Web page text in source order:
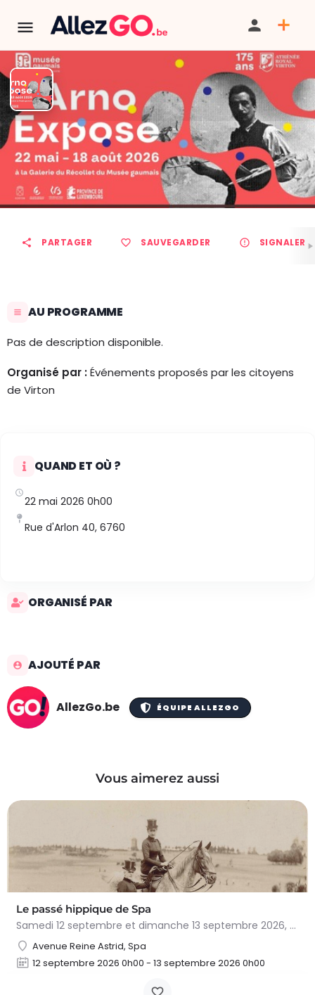
L'ARNO (Athénée royal de
Virton) expose au musée
gaumais.
PARTAGER SAUVEGARDER SIGNALER
AU PROGRAMME
Pas de description disponible.
Organisé par :Événements proposés par les citoyens
de Virton
QUAND ET OÙ ?
22 mai 2026 0h00
Rue d'Arlon 40, 6760
ORGANISÉ PAR
AJOUTÉ PAR
AllezGo.be ÉQUIPE ALLEZGO
Vous aimerez aussi
Le passé hippique de Spa
Samedi 12 septembre et dimanche 13 septembre 2026, plongez dans l'histoire fascinante du cheval à…
Avenue Reine Astrid, Spa
12 septembre 2026 0h00 - 13 septembre 2026 0h00